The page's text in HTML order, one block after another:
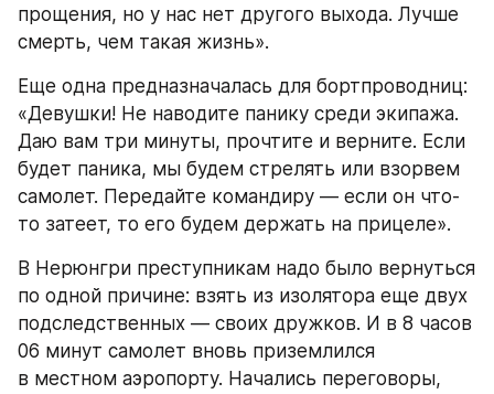
прощения, но у нас нет другого выхода. Лучше
смерть, чем такая жизнь».
Еще одна предназначалась для бортпроводниц:
«Девушки! Не наводите панику среди экипажа.
Даю вам три минуты, прочтите и верните. Если
будет паника, мы будем стрелять или взорвем
самолет. Передайте командиру — если он что-
то затеет, то его будем держать на прицеле».
В Нерюнгри преступникам надо было вернуться
по одной причине: взять из изолятора еще двух
подследственных — своих дружков. И в 8 часов
06 минут самолет вновь приземлился
в местном аэропорту. Начались переговоры,